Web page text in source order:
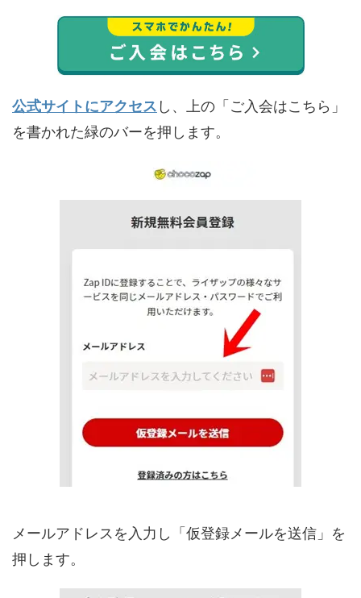
公式サイトにアクセス し、上の「ご入会はこちら」
を書かれた緑のバーを押します。
メールアドレスを入力し「仮登録メールを送信」を
押します。